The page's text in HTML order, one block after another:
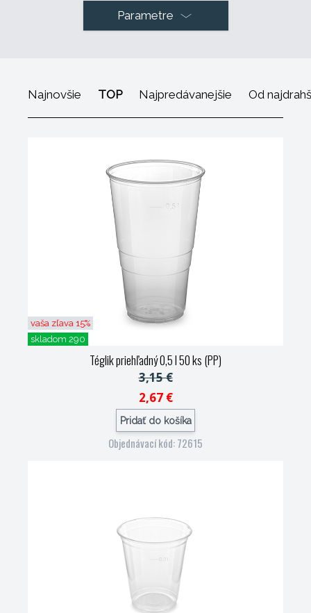
Parametre
Najnovšie TOP Najpredávanejšie Od
vaša zľava 15%
skladom 290
Téglik priehľadný 0,5 l 50 ks (PP)
3,15 €
2,67 €
Pridať do košíka
Objednávací kód: 72615